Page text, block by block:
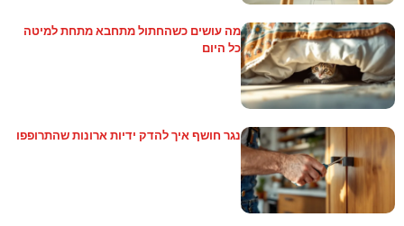
מה עושים כשהחתול מתחבא מתחת למיטה
כל היום
נגר חושף איך להדק ידיות ארונות שהתרופפו